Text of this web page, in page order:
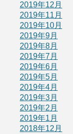
2019年12月
2019年11月
2019年10月
2019年9月
2019年8月
2019年7月
2019年6月
2019年5月
2019年4月
2019年3月
2019年2月
2019年1月
2018年12月